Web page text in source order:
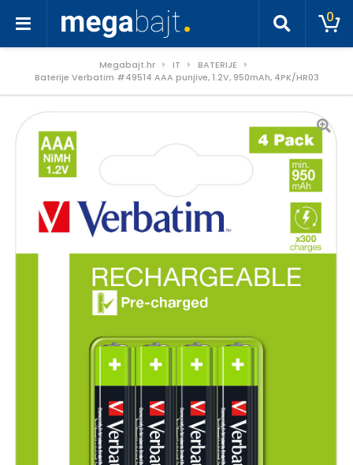
0
Megabajt.hr IT
BATERIJE
Baterije Verbatim #49514 AAA punjive, 1.2V, 950mAh, 4PK/HR03